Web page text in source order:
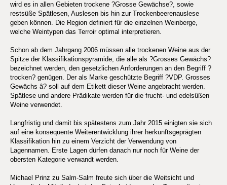
wird es in allen Gebieten trockene ?Grosse Gewächse?, sowie
restsüße Spätlesen, Auslesen bis hin zur Trockenbeerenauslese
geben können. Die Region definiert für die einzelnen Weinberge,
welche Weintypen das Terroir optimal interpretieren.
Schon ab dem Jahrgang 2006 müssen alle trockenen Weine aus der
Spitze der Klassifikationspyramide, die alle als ?Grosses Gewächs?
bezeichnet werden, den gesetzlichen Anforderungen an den Begriff ?
trocken? genügen. Der als Marke geschützte Begriff ?VDP. Grosses
Gewächs â? soll auf dem Etikett dieser Weine angebracht werden.
Spätlese und andere Prädikate werden für die frucht- und edelsüßen
Weine verwendet.
Langfristig und damit bis spätestens zum Jahr 2015 einigten sie sich
auf eine konsequente Weiterentwicklung ihrer herkunftsgeprägten
Klassifikation hin zu einem Verzicht der Verwendung von
Lagennamen. Erste Lagen dürfen danach nur noch für Weine der
obersten Kategorie verwandt werden.
Michael Prinz zu Salm-Salm freute sich über die Weitsicht und